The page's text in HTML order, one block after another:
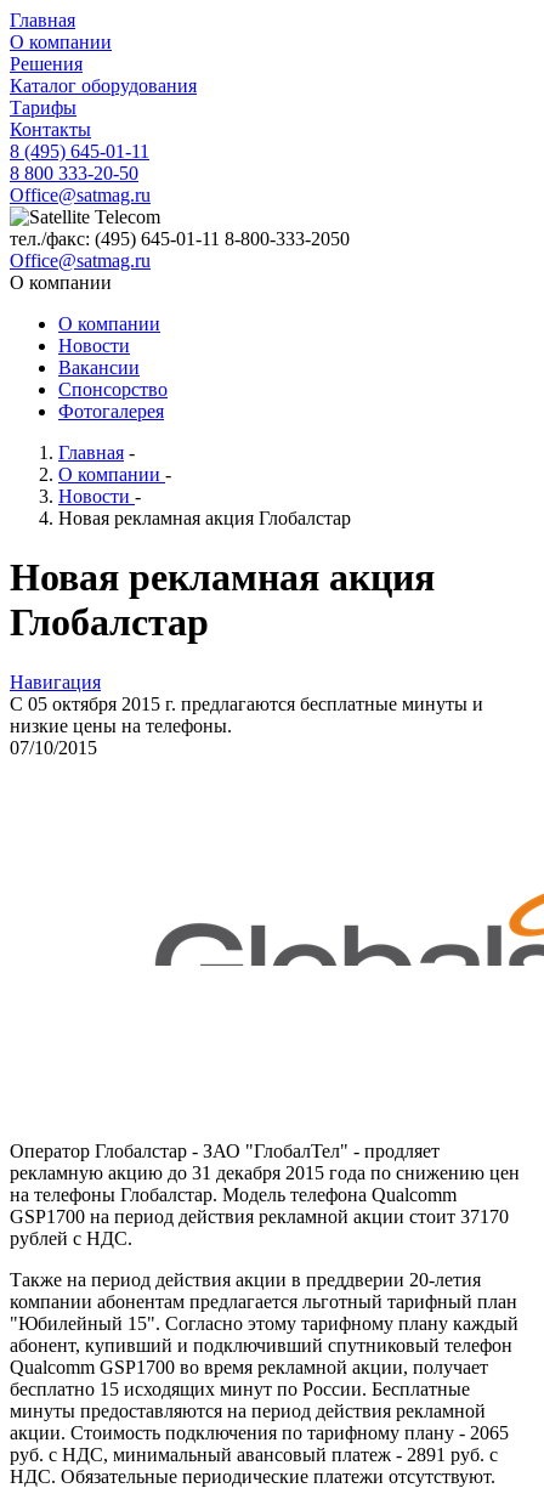
Главная
О компании
Решения
Каталог оборудования
Тарифы
Контакты
8 (495) 645-01-11
8 800 333-20-50
Office@satmag.ru
тел./факс: (495) 645-01-11 8-800-333-2050
Office@satmag.ru
О компании
О компании
Новости
Вакансии
Спонсорство
Фотогалерея
Главная -
О компании -
Новости -
Новая рекламная акция Глобалстар
Новая рекламная акция
Глобалстар
Навигация
С 05 октября 2015 г. предлагаются бесплатные минуты и
низкие цены на телефоны.
07/10/2015
Оператор Глобалстар - ЗАО "ГлобалТел" - продляет
рекламную акцию до 31 декабря 2015 года по снижению цен
на телефоны Глобалстар. Модель телефона Qualcomm
GSP1700 на период действия рекламной акции стоит 37170
рублей с НДС.
Также на период действия акции в преддверии 20-летия
компании абонентам предлагается льготный тарифный план
"Юбилейный 15". Согласно этому тарифному плану каждый
абонент, купивший и подключивший спутниковый телефон
Qualcomm GSP1700 во время рекламной акции, получает
бесплатно 15 исходящих минут по России. Бесплатные
минуты предоставляются на период действия рекламной
акции. Стоимость подключения по тарифному плану - 2065
руб. с НДС, минимальный авансовый платеж - 2891 руб. с
НДС. Обязательные периодические платежи отсутствуют.